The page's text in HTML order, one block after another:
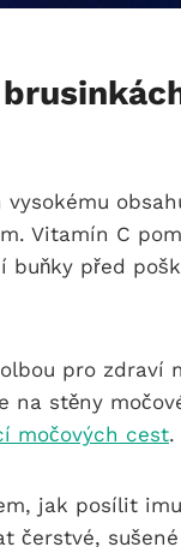
Vitamín C
před
pro zdraví
stěny
močových cest.
jak posílit
čerstvé,